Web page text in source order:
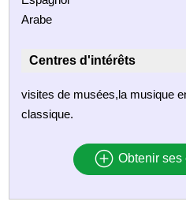
Arabe
Centres d'intérêts
visites de musées,la musique
classique.
Obtenir ses